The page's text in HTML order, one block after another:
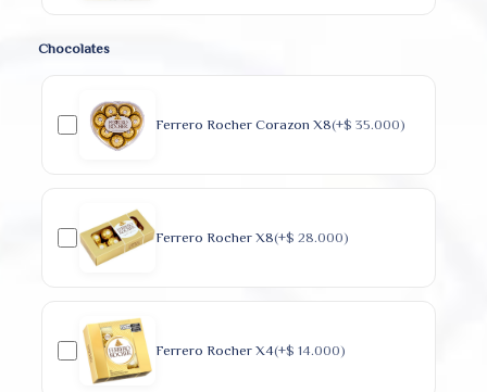
Chocolates
Ferrero Rocher Corazon X8(+$ 35.000)
Ferrero Rocher X8(+$ 28.000)
Ferrero Rocher X4(+$ 14.000)